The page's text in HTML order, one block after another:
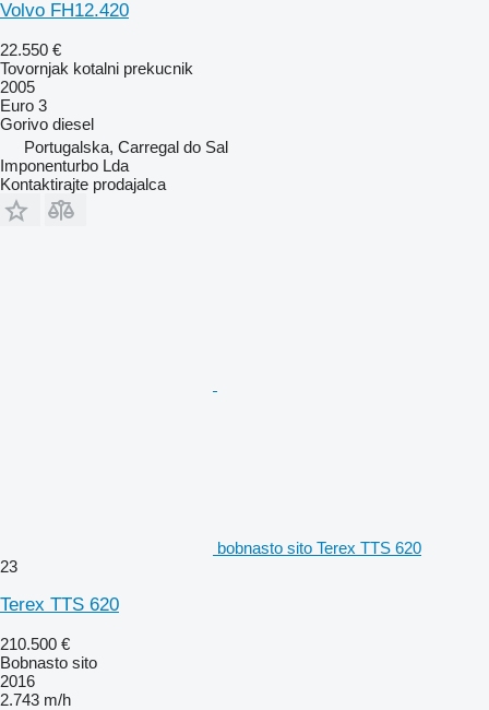
Volvo FH12.420
22.550 €
Tovornjak kotalni prekucnik
2005
Euro 3
Gorivo diesel
Portugalska, Carregal do Sal
Imponenturbo Lda
Kontaktirajte prodajalca
bobnasto sito Terex TTS 620
23
Terex TTS 620
210.500 €
Bobnasto sito
2016
2.743 m/h